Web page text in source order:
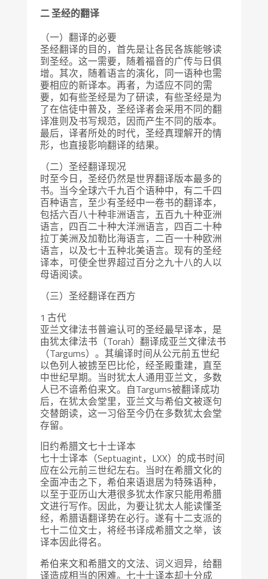
二 圣经的翻译
（一）翻译的必要
圣经翻译的目的，首先是让各民各族能够读
到圣经。这一需要，随着福音的广传与日俱
增。其次，随着语言的演化，同一语种也需
要相应的新译本。再者，为适应不同的需
要，如有些圣经是为了研读，有些圣经是为
了在信徒中普及，圣经译者会采用不同的翻
译准则及书写规范，因而产生不同的版本。
最后，译者所处的时代，圣经真理解开的情
形，也直接影响翻译的结果。
（二）圣经翻译现况
时至今日，圣经仍然是世界翻译版本最多的
书。当今全球六千九百个语种中，有二千四
百种语言，至少有圣经中一卷书的翻译本，
包括六百八十种非洲语言，五百九十种亚洲
语言，四百二十种大洋洲语言，四百二十种
拉丁美洲及加勒比海语言，二百一十种欧洲
语言，以及七十五种北美语言。现有的圣经
译本，可使全世界超过百分之九十八的人以
母语阅读。
（三）圣经翻译在西方
1 古代
亚兰文律法书普遍认可的圣经最早译本，是
由犹太律法书（Torah）翻译成亚兰文律法书
（Targums）。其编译时间从公元前五世纪
以色列人被掳至巴比伦，经圣殿重建，直至
中世纪早期。当时犹太人通用亚兰文，多数
人已不谙希伯来文。自Targums被翻译成功
后，在犹太会堂里，亚兰文与希伯文被逐句
交替朗读，这一习俗至今仍在多数犹太会堂
存留。
旧约希腊文七十士译本
七十士译本（Septuagint，LXX）的成书时间
应在公元前三世纪左右。当时在希腊文化的
全面冲击之下，希伯来语退居为特殊语种，
以至于亚历山大港很多犹太作家只能用希腊
文进行写作。因此，为要让犹太人能读懂圣
经，希腊语翻译势在必行。遂有十二支派的
七十二位文士，将经书译成希腊文之举，该
译本因此得名。
希伯来文和希腊文的文法、词义迥异，给翻
译造成相当的困难。七十士译本却十分成